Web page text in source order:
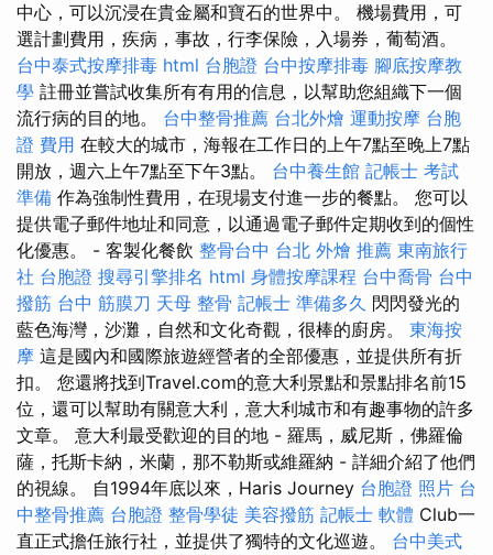
中心，可以沉浸在貴金屬和寶石的世界中。 機場費用，可
選計劃費用，疾病，事故，行李保險，入場券，葡萄酒。
台中泰式按摩排毒 html 台胞證 台中按摩排毒 腳底按摩教
學 註冊並嘗試收集所有有用的信息，以幫助您組織下一個
流行病的目的地。 台中整骨推薦 台北外燴 運動按摩 台胞
證 費用 在較大的城市，海報在工作日的上午7點至晚上7點
開放，週六上午7點至下午3點。 台中養生館 記帳士 考試
準備 作為強制性費用，在現場支付進一步的餐點。 您可以
提供電子郵件地址和同意，以通過電子郵件定期收到的個性
化優惠。 - 客製化餐飲 整骨台中 台北 外燴 推薦 東南旅行
社 台胞證 搜尋引擎排名 html 身體按摩課程 台中喬骨 台中
撥筋 台中 筋膜刀 天母 整骨 記帳士 準備多久 閃閃發光的
藍色海灣，沙灘，自然和文化奇觀，很棒的廚房。 東海按
摩 這是國內和國際旅遊經營者的全部優惠，並提供所有折
扣。 您還將找到Travel.com的意大利景點和景點排名前15
位，還可以幫助有關意大利，意大利城市和有趣事物的許多
文章。 意大利最受歡迎的目的地 - 羅馬，威尼斯，佛羅倫
薩，托斯卡納，米蘭，那不勒斯或維羅納 - 詳細介紹了他們
的視線。 自1994年底以來，Haris Journey 台胞證 照片 台
中整骨推薦 台胞證 整骨學徒 美容撥筋 記帳士 軟體 Club一
直正式擔任旅行社，並提供了獨特的文化巡遊。 台中美式